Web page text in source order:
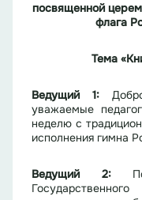
посвященной
флага
Тема
Ведущий 1:
уважаемые
неделю с
исполнения гимна
Ведущий 2: